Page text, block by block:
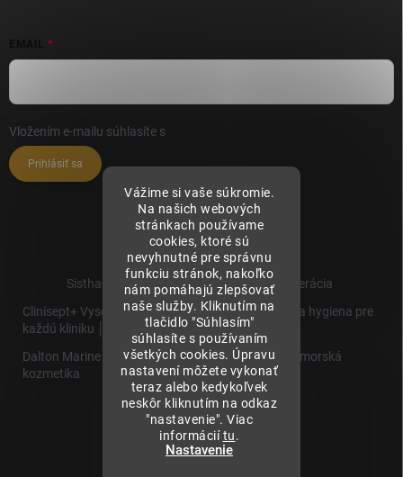
Vážime si vaše súkromie.
Na našich webových
stránkach používame
cookies, ktoré sú
nevyhnutné pre správnu
funkciu stránok, nakoľko
nám pomáhajú zlepšovať
naše služby. Kliknutím na
tlačidlo "Súhlasím"
súhlasíte s používaním
všetkých cookies. Úpravu
nastavení môžete vykonať
teraz alebo kedykoľvek
neskôr kliknutím na odkaz
"nastavenie". Viac
informáciítu.
Nastavenie
Vložením e-mailu súhlasíte s
Prihlásiť sa
Sisthaema.sk - Skutočná Dermálna Regenerácia
Clinisept+ Vysoko účinné čistenie a antimikrobiálna hygiena pre
každú kliniku │
Dalton Marine Cosmetics - Kvalitná profesionálna morská
kozmetika
Sisthaema
Hevo T
│Skutočná
Biorevitalizácia